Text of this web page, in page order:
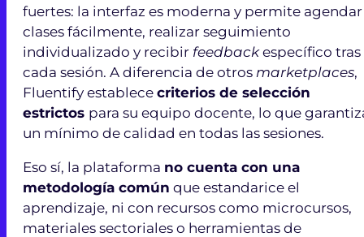
fuertes: la interfaz es moderna y permite agendar
clases fácilmente, realizar seguimiento
individualizado y recibir feedbackespecífico tras
cada sesión. A diferencia de otros marketplaces,
Fluentify establece criterios de selección
estrictos para su equipo docente, lo que
un mínimo de calidad en todas las sesiones.
Eso sí, la plataforma no cuenta con una
metodología común que estandarice el
aprendizaje, ni con recursos como microcursos,
materiales sectoriales o herramientas de